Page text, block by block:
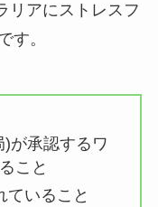
リアにストレスフ
す。
が承認するワ
こと
ていること